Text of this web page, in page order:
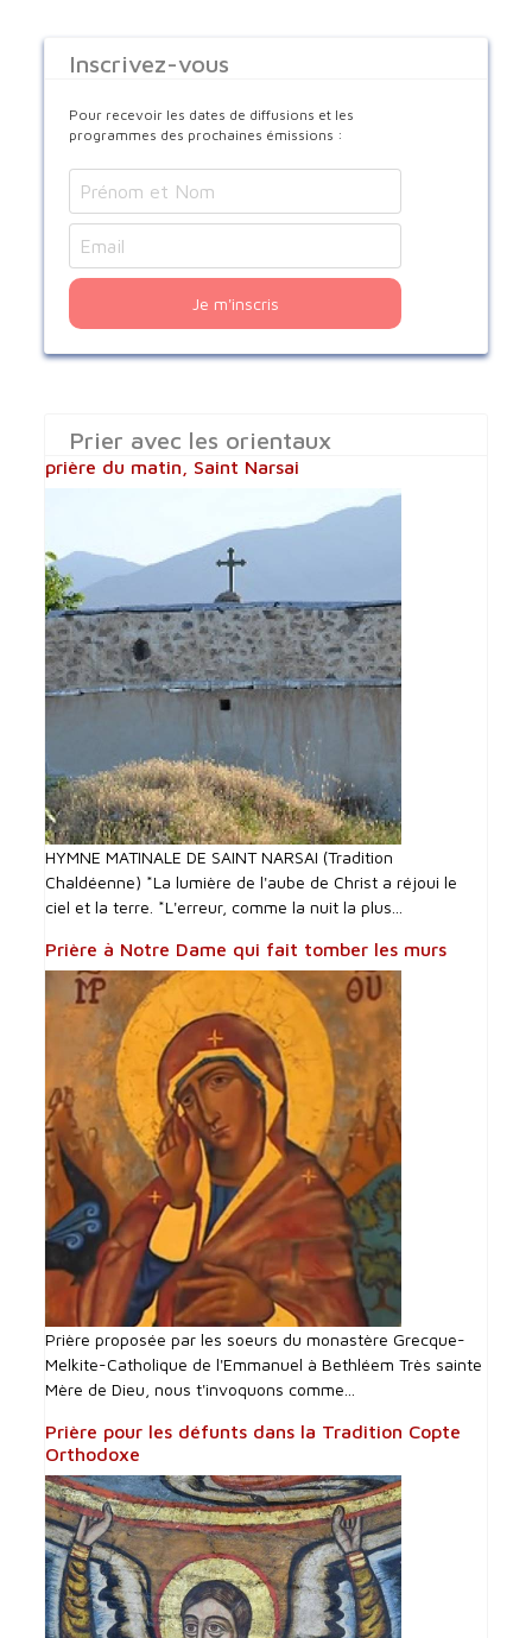
Inscrivez-vous
Pour recevoir les dates de diffusions et les
programmes des prochaines émissions :
Je m'inscris
Prier avec les orientaux
prière du matin, Saint Narsai
HYMNE MATINALE DE SAINT NARSAI (Tradition
Chaldéenne) *La lumière de l'aube de Christ a réjoui le
ciel et la terre. *L'erreur, comme la nuit la plus...
Prière à Notre Dame qui fait tomber les murs
Prière proposée par les soeurs du monastère Grecque-
Melkite-Catholique de l'Emmanuel à Bethléem Très sainte
Mère de Dieu, nous t'invoquons comme...
Prière pour les défunts dans la Tradition Copte
Orthodoxe